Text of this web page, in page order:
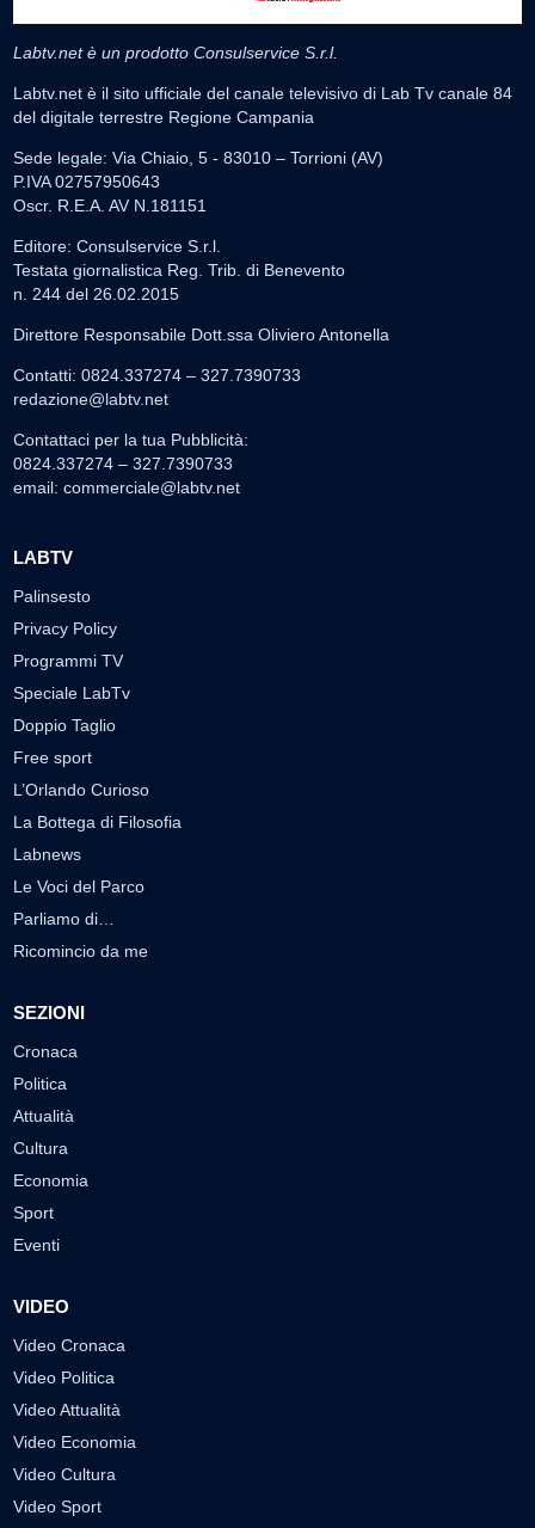
Labtv.net è un prodotto Consulservice S.r.l.
Labtv.net è il sito ufficiale del canale televisivo di Lab Tv canale 84
del digitale terrestre Regione Campania
Sede legale: Via Chiaio, 5 - 83010 – Torrioni (AV)
P.IVA 02757950643
Oscr. R.E.A. AV N.181151
Editore: Consulservice S.r.l.
Testata giornalistica Reg. Trib. di Benevento
n. 244 del 26.02.2015
Direttore Responsabile Dott.ssa Oliviero Antonella
Contatti: 0824.337274 – 327.7390733
redazione@labtv.net
Contattaci per la tua Pubblicità:
0824.337274 – 327.7390733
email: commerciale@labtv.net
LABTV
Palinsesto
Privacy Policy
Programmi TV
Speciale LabTv
Doppio Taglio
Free sport
L’Orlando Curioso
La Bottega di Filosofia
Labnews
Le Voci del Parco
Parliamo di…
Ricomincio da me
SEZIONI
Cronaca
Politica
Attualità
Cultura
Economia
Sport
Eventi
VIDEO
Video Cronaca
Video Politica
Video Attualità
Video Economia
Video Cultura
Video Sport